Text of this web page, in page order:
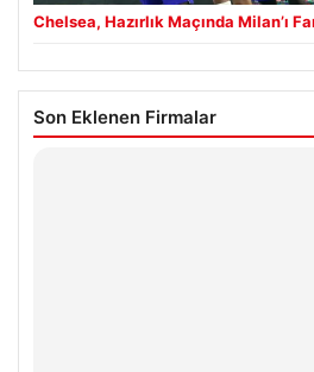
Chelsea, Hazırlık Maçında Milan’ı
Son Eklenen Firmalar